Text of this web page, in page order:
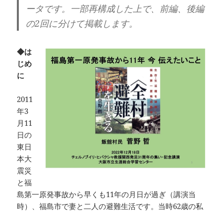
ータです。一部再構成した上で、前編、後編
の2回に分けて掲載します。
◆は
じめ
に
2011
年3
月11
日の
東日
本大
震災
と福
島第一原発事故から早くも11年の月日が過ぎ（講演当
時）、福島市で妻と二人の避難生活です。当時62歳の私